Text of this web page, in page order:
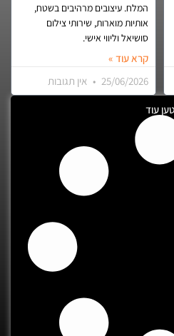
המלח. עיצובים מרהיבים בשטח,
אותיות מוארות, שירותי צילום
סושיאל וליווי אישי.
קרא עוד »
25/06/2026
אין תגובות
טען עוד